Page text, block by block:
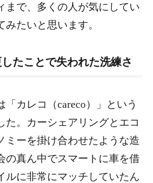
ン性のジレンマ
車に貼られたステッカーへの羞恥
号とシェアカーという現実
祭での心理的ハードル
まで、多くの人が気にしてい
たいと思います。
たことで失われた洗練さ
「カレコ（careco）」という
た。カーシェアリングとエコ
ミーを掛け合わせたような造
の真ん中でスマートに車を借
ルに非常にマッチしていたん